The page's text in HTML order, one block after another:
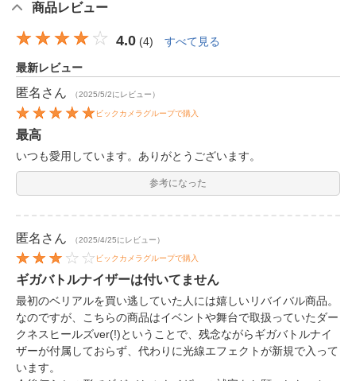
商品レビュー
4.0 (4) すべて見る
最新レビュー
匿名 さん （2025/5/2にレビュー）
ビックカメラグループで購入
最高
いつも愛用しています。ありがとうございます。
参考になった
匿名 さん （2025/4/25にレビュー）
ビックカメラグループで購入
ギガバトルナイザーは付いてません
最初のベリアルを買い逃していた人には嬉しいリバイバル商品。
なのですが、こちらの商品はイベントや舞台で取扱っていたダー
クネスヒールズver(!)ということで、残念ながらギガバトルナイ
ザーが付属しておらず、代わりに光線エフェクトが新規で入って
います。